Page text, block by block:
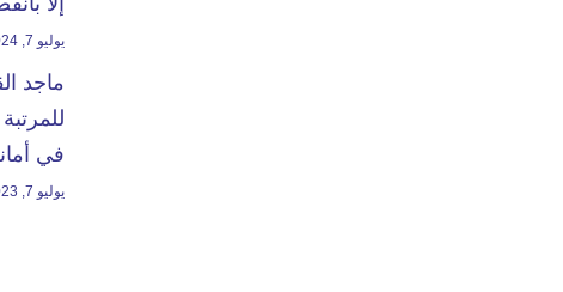
يوليو 7, 2024
ماجد
في
يوليو 7, 2023